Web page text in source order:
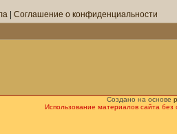
Соглашение о конфиденциальности
Создано на основе
Использование материалов сайта